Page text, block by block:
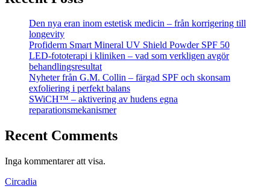
Den nya eran inom estetisk medicin – från korrigering till
longevity
Profiderm Smart Mineral UV Shield Powder SPF 50
LED-fototerapi i kliniken – vad som verkligen avgör
behandlingsresultat
Nyheter från G.M. Collin – färgad SPF och skonsam
exfoliering i perfekt balans
SWiCH™ – aktivering av hudens egna
reparationsmekanismer
Recent Comments
Inga kommentarer att visa.
Circadia